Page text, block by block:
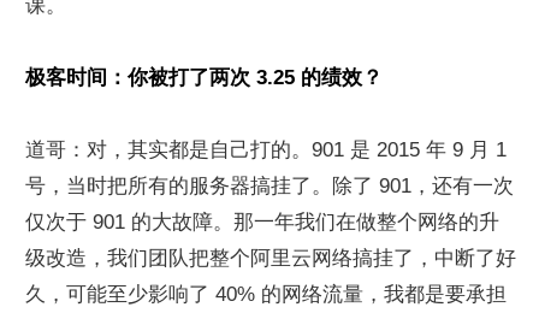
课。
极客时间：你被打了两次 3.25 的绩效？
道哥：对，其实都是自己打的。901 是 2015 年 9 月 1
号，当时把所有的服务器搞挂了。除了 901，还有一次
仅次于 901 的大故障。那一年我们在做整个网络的升
级改造，我们团队把整个阿里云网络搞挂了，中断了好
久，可能至少影响了 40% 的网络流量，我都是要承担